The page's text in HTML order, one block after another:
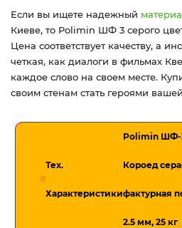
Если вы ищете надежный
Киеве, то Polimin ШФ 3 серого
Цена соответствует качеству, а
четкая, как диалоги в фильмах
каждое слово на своем месте.
своим стенам стать героями
Тех.
Характеристики
Polimin ШФ-
Короед
фактурная
2.5 мм, 25 кг